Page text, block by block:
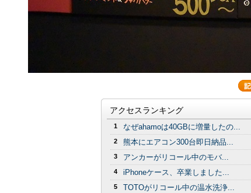
アクセスランキング
1 なぜahamoは40GBに増量したの...
2 熊本にエアコン300台即日納品...
3 アンカーがリコール中のモバ...
4 iPhoneケース、卒業しました...
5 TOTOがリコール中の温水洗浄...